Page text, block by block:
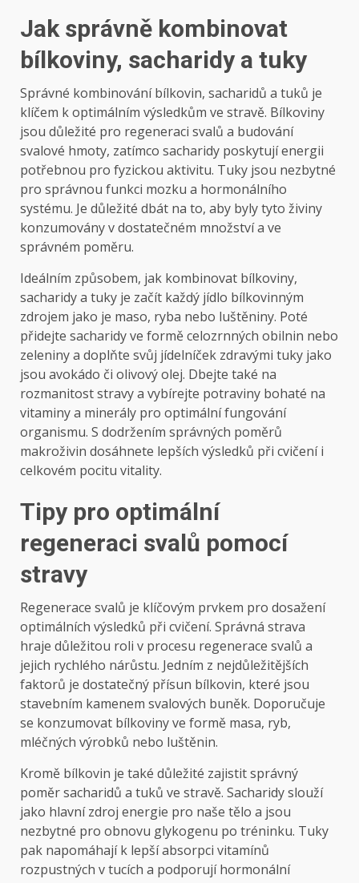
Jak správně kombinovat
bílkoviny, sacharidy a tuky
Správné kombinování bílkovin, sacharidů a tuků je
klíčem k optimálním výsledkům ve stravě. Bílkoviny
jsou důležité pro regeneraci svalů a budování
svalové hmoty, zatímco sacharidy poskytují energii
potřebnou pro fyzickou aktivitu. Tuky jsou nezbytné
pro správnou funkci mozku a hormonálního
systému. Je důležité dbát na to, aby byly tyto živiny
konzumovány v dostatečném množství a ve
správném poměru.
Ideálním způsobem, jak kombinovat bílkoviny,
sacharidy a tuky je začít každý jídlo bílkovinným
zdrojem jako je maso, ryba nebo luštěniny. Poté
přidejte sacharidy ve formě celozrnných obilnin nebo
zeleniny a doplňte svůj jídelníček zdravými tuky jako
jsou avokádo či olivový olej. Dbejte také na
rozmanitost stravy a vybírejte potraviny bohaté na
vitaminy a minerály pro optimální fungování
organismu. S dodržením správných poměrů
makroživin dosáhnete lepších výsledků při cvičení i
celkovém pocitu vitality.
Tipy pro optimální
regeneraci svalů pomocí
stravy
Regenerace svalů je klíčovým prvkem pro dosažení
optimálních výsledků při cvičení. Správná strava
hraje důležitou roli v procesu regenerace svalů a
jejich rychlého nárůstu. Jedním z nejdůležitějších
faktorů je dostatečný přísun bílkovin, které jsou
stavebním kamenem svalových buněk. Doporučuje
se konzumovat bílkoviny ve formě masa, ryb,
mléčných výrobků nebo luštěnin.
Kromě bílkovin je také důležité zajistit správný
poměr sacharidů a tuků ve stravě. Sacharidy slouží
jako hlavní zdroj energie pro naše tělo a jsou
nezbytné pro obnovu glykogenu po tréninku. Tuky
pak napomáhají k lepší absorpci vitamínů
rozpustných v tucích a podporují hormonální